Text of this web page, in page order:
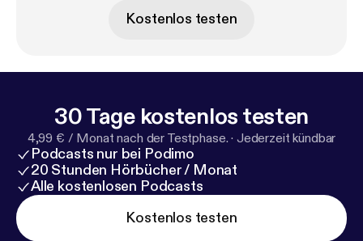
Kostenlos testen
30 Tage kostenlos testen
4,99 € / Monat nach der Testphase. · Jederzeit kündbar
Podcasts nur bei Podimo
20 Stunden Hörbücher / Monat
Alle kostenlosen Podcasts
Kostenlos testen